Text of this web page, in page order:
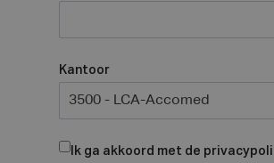
Kantoor
3500 - LCA-Accomed
Ik ga akkoord met de